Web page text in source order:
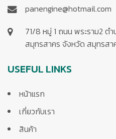
panengine@hotmail.com
71/8 หมู่ 1 ถนน พระราม2 ต
สมุทรสาคร จังหวัด สมุทรส
USEFUL LINKS
หน้าแรก
เกี่ยวกับเรา
สินค้า